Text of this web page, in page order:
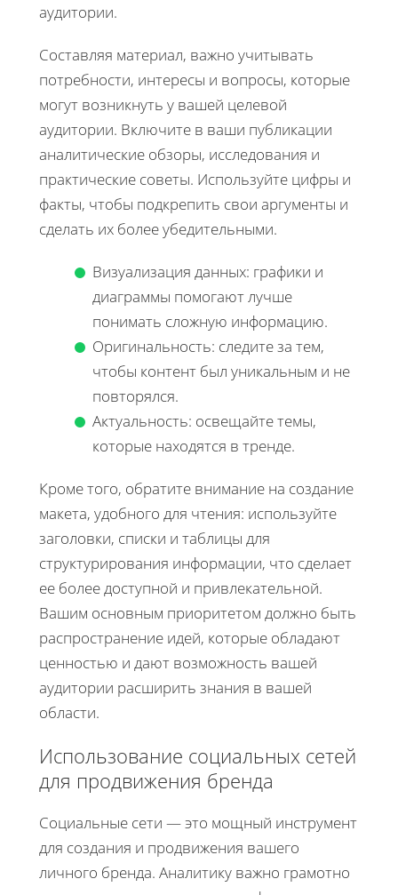
аудитории.
Составляя материал, важно учитывать
потребности, интересы и вопросы, которые
могут возникнуть у вашей целевой
аудитории. Включите в ваши публикации
аналитические обзоры, исследования и
практические советы. Используйте цифры и
факты, чтобы подкрепить свои аргументы и
сделать их более убедительными.
Визуализация данных: графики и
диаграммы помогают лучше
понимать сложную информацию.
Оригинальность: следите за тем,
чтобы контент был уникальным и не
повторялся.
Актуальность: освещайте темы,
которые находятся в тренде.
Кроме того, обратите внимание на создание
макета, удобного для чтения: используйте
заголовки, списки и таблицы для
структурирования информации, что сделает
ее более доступной и привлекательной.
Вашим основным приоритетом должно быть
распространение идей, которые обладают
ценностью и дают возможность вашей
аудитории расширить знания в вашей
области.
Использование социальных сетей
для продвижения бренда
Социальные сети — это мощный инструмент
для создания и продвижения вашего
личного бренда. Аналитику важно грамотно